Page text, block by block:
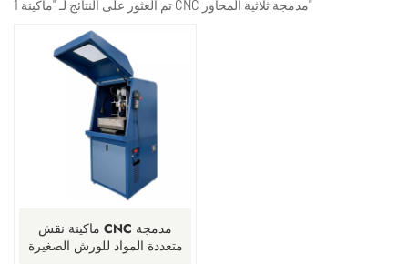
1 تم العثور على النتائج لـ "ماكينة CNC مدمجة ثلاثية المحاور"
ماكينة نقش CNC مدمجة
متعددة المواد للورش الصغيرة